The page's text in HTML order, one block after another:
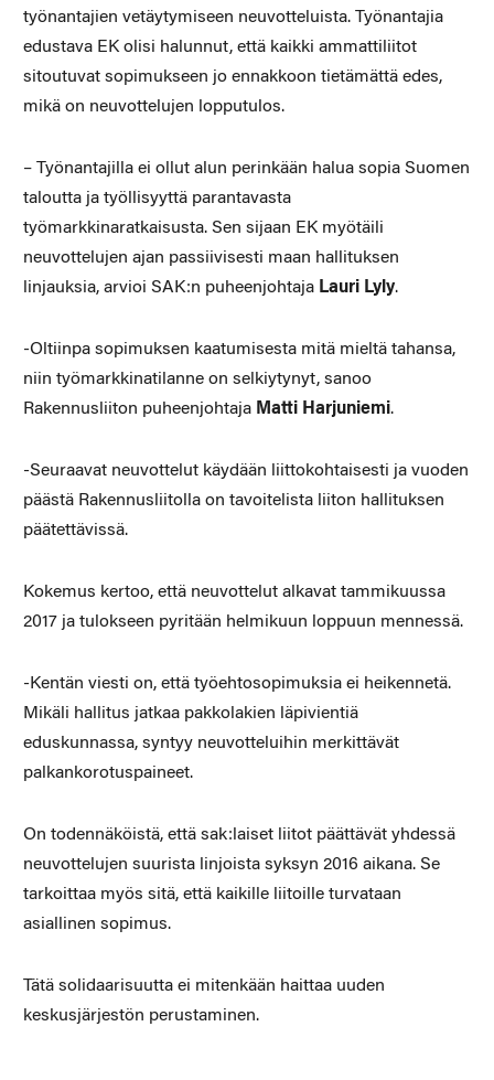
työnantajien vetäytymiseen neuvotteluista. Työnantajia
edustava EK olisi halunnut, että kaikki ammattiliitot
sitoutuvat sopimukseen jo ennakkoon tietämättä edes,
mikä on neuvottelujen lopputulos.
– Työnantajilla ei ollut alun perinkään halua sopia Suomen
taloutta ja työllisyyttä parantavasta
työmarkkinaratkaisusta. Sen sijaan EK myötäili
neuvottelujen ajan passiivisesti maan hallituksen
linjauksia, arvioi SAK:n puheenjohtaja Lauri Lyly.
-Oltiinpa sopimuksen kaatumisesta mitä mieltä tahansa,
niin työmarkkinatilanne on selkiytynyt, sanoo
Rakennusliiton puheenjohtaja Matti Harjuniemi.
-Seuraavat neuvottelut käydään liittokohtaisesti ja vuoden
päästä Rakennusliitolla on tavoitelista liiton hallituksen
päätettävissä.
Kokemus kertoo, että neuvottelut alkavat tammikuussa
2017 ja tulokseen pyritään helmikuun loppuun mennessä.
-Kentän viesti on, että työehtosopimuksia ei heikennetä.
Mikäli hallitus jatkaa pakkolakien läpivientiä
eduskunnassa, syntyy neuvotteluihin merkittävät
palkankorotuspaineet.
On todennäköistä, että sak:laiset liitot päättävät yhdessä
neuvottelujen suurista linjoista syksyn 2016 aikana. Se
tarkoittaa myös sitä, että kaikille liitoille turvataan
asiallinen sopimus.
Tätä solidaarisuutta ei mitenkään haittaa uuden
keskusjärjestön perustaminen.